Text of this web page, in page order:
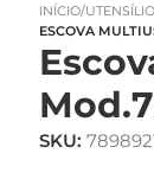
INÍCIO/
ESCOVA
SKU: